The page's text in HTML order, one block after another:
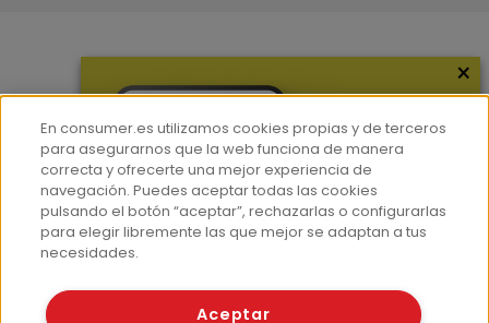
Hemeroteca
Contacto
Prensa
Corpus Lingüístico Consumer
© Fundación EROSKI
×
En consumer.es utilizamos cookies propias y de terceros
para asegurarnos que la web funciona de manera
correcta y ofrecerte una mejor experiencia de
navegación. Puedes aceptar todas las cookies
pulsando el botón “aceptar”, rechazarlas o configurarlas
para elegir libremente las que mejor se adaptan a tus
necesidades.
Aceptar